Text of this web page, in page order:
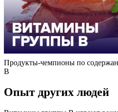
Продукты-чемпионы по
B
Опыт других людей